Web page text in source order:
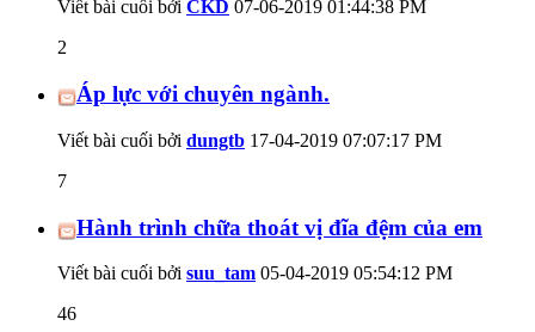
Viết bài cuối bởi CKD 07-06-2019 01:44:38 PM
2
Áp lực với chuyên ngành.
Viết bài cuối bởi dungtb 17-04-2019 07:07:17 PM
7
Hành trình chữa thoát vị đĩa đệm của em
Viết bài cuối bởi suu_tam 05-04-2019 05:54:12 PM
46